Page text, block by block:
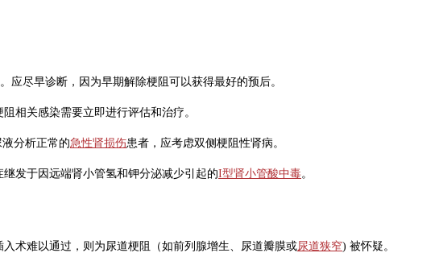
应尽早诊断，因为早期解除梗阻可以获得最好的预后。
相关感染需要立即进行评估和治疗。
分析正常的急性肾损伤患者，应考虑双侧梗阻性肾病。
继发于因远端肾小管氢和钾分泌减少引起的I型肾小管酸中毒。
术难以通过，则为尿道梗阻（如前列腺增生、尿道瓣膜或尿道狭窄) 被怀疑。